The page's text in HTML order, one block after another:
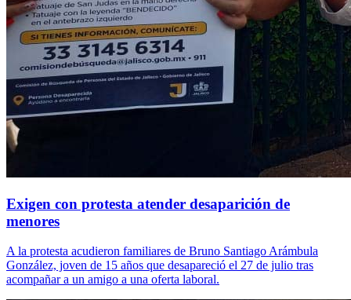
Exigen con protesta atender desaparición de
menores
A la protesta acudieron familiares de Bruno Santiago Arámbula
González, joven de 15 años que desapareció el 27 de julio tras
acompañar a un amigo a una oferta laboral.